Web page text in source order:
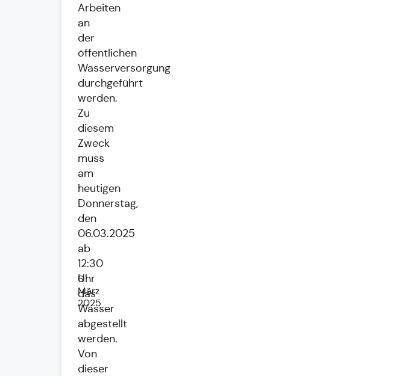
6.
März
2025
Arbeiten
an
der
öffentlichen
Wasserversorgung
durchgeführt
werden.
Zu
diesem
Zweck
muss
am
heutigen
Donnerstag,
den
06.03.2025
ab
12:30
Uhr
das
Wasser
abgestellt
werden.
Von
dieser